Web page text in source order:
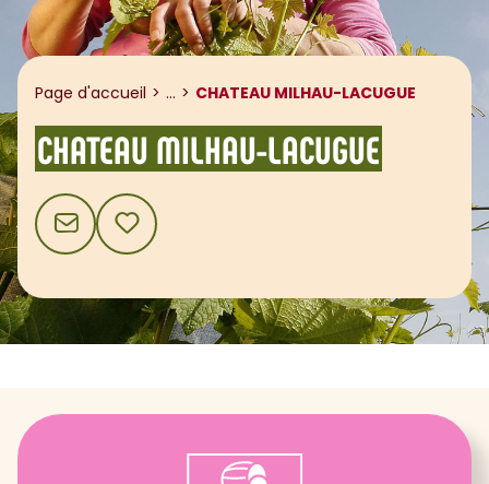
Page d'accueil ... Afficher le fil d'ariane
CHATEAU MILHAU-LACUGUE
CHATEAU MILHAU-LACUGUE
CONTACTAJOUTER AUX FAVORIS